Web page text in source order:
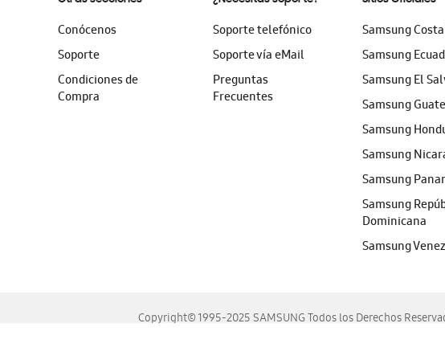
Conócenos
Soporte
Condiciones de
Compra
Soporte telefónico
Soporte vía eMail
Preguntas
Frecuentes
Samsung
Samsung
Samsung El
Samsung
Samsung
Samsung
Samsung
Samsung
Dominicana
Samsung
Copyright© 1995-2025 SAMSUNG Todos los Derechos